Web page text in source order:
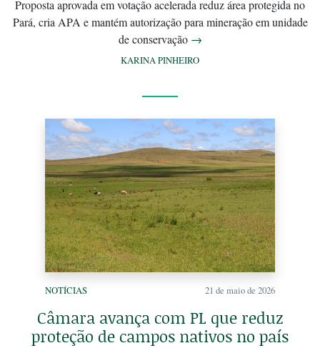
Proposta aprovada em votação acelerada reduz área protegida no
Pará, cria APA e mantém autorização para mineração em unidade
de conservação →
KARINA PINHEIRO
NOTÍCIAS 21 de maio de 2026
Câmara avança com PL que reduz
proteção de campos nativos no país